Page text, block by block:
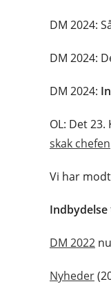
DM 2024:
DM 2024:
DM 2024:
OL: Det
skak chefen
Vi har
Indbydelse
DM 2022
Nyheder